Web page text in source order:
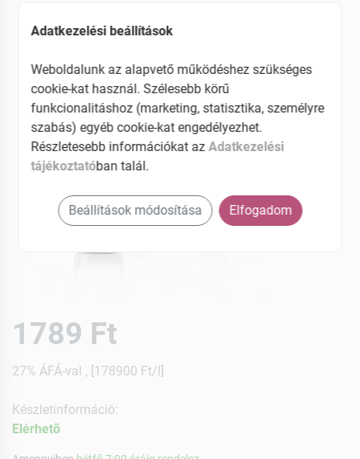
1789 Ft
27% ÁFÁ-val , [178900 Ft/l]
Készletinformáció:
Elérhetõ
Adatkezelési beállítások
Weboldalunk az alapvető működéshez szükséges
cookie-kat használ. Szélesebb körű
funkcionalitáshoz (marketing, statisztika, személyre
szabás) egyéb cookie-kat engedélyezhet.
Részletesebb információkat az Adatkezelési
tájékoztatóban talál.
Beállítások módosítása Elfogadom